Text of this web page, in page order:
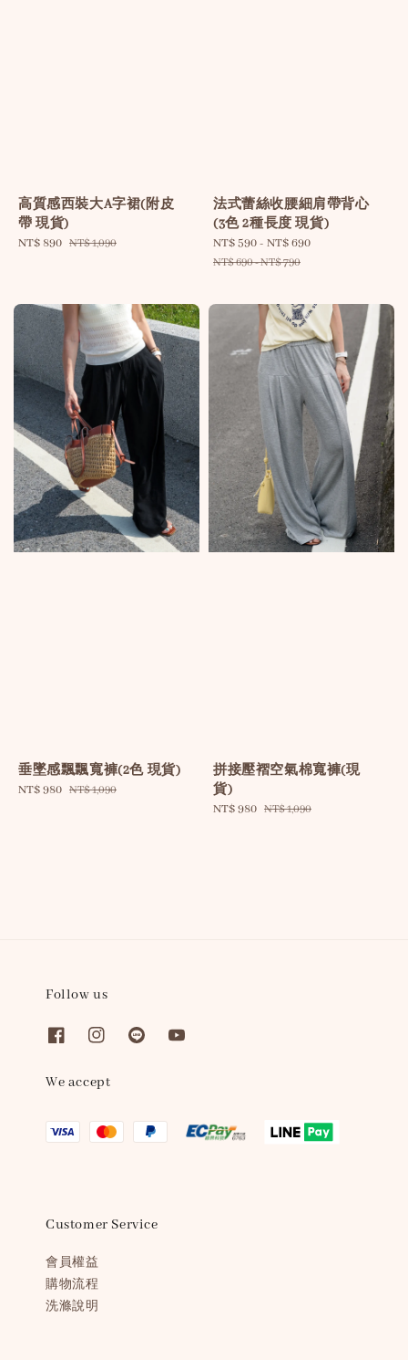
高質感西裝大A字裙(附皮
帶 現貨)
Sale
NT$ 890 Regular
NT$ 1,090
法式蕾絲收腰細肩帶背心
(3色 2種長度 現貨)
Sale
price
NT$ 590- NT$ 690
NT$ 690-NT$ 790
垂墜感飄飄寬褲(2色 現貨)
Sale
NT$ 980 Regular
NT$ 1,090
拼接壓褶空氣棉寬褲(現
貨)
Sale
NT$ 980 Regular
NT$ 1,090
Follow us
We accept
Customer Service
會員權益
購物流程
洗滌說明